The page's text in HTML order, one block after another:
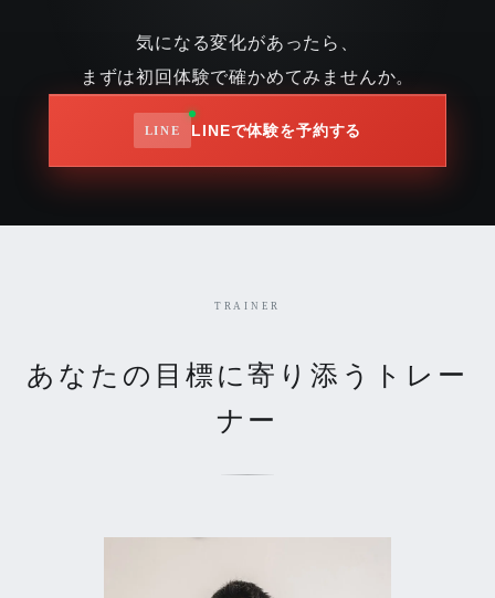
気になる変化があったら、
まずは初回体験で確かめてみませんか。
LINEで体験を予約する
TRAINER
あなたの目標に寄り添うトレー
ナー